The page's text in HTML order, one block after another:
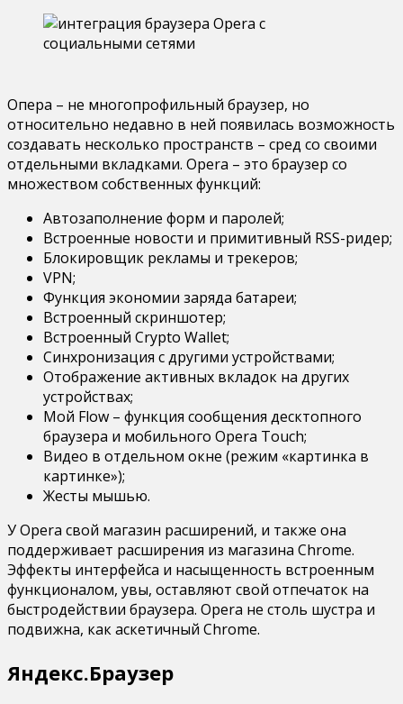
Опера – не многопрофильный браузер, но
относительно недавно в ней появилась возможность
создавать несколько пространств – сред со своими
отдельными вкладками. Opera – это браузер со
множеством собственных функций:
Автозаполнение форм и паролей;
Встроенные новости и примитивный RSS-ридер;
Блокировщик рекламы и трекеров;
VPN;
Функция экономии заряда батареи;
Встроенный скриншотер;
Встроенный Crypto Wallet;
Синхронизация с другими устройствами;
Отображение активных вкладок на других
устройствах;
Мой Flow – функция сообщения десктопного
браузера и мобильного Opera Touch;
Видео в отдельном окне (режим «картинка в
картинке»);
Жесты мышью.
У Opera свой магазин расширений, и также она
поддерживает расширения из магазина Chrome.
Эффекты интерфейса и насыщенность встроенным
функционалом, увы, оставляют свой отпечаток на
быстродействии браузера. Opera не столь шустра и
подвижна, как аскетичный Chrome.
Яндекс.Браузер